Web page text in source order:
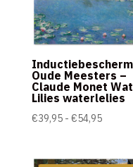
Oude Meesters –
Claude Monet
Lilies waterlelies
€39,95 - €54,95